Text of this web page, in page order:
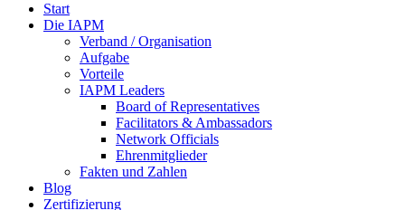
Start
Die IAPM
Verband / Organisation
Aufgabe
Vorteile
IAPM Leaders
Board of Representatives
Facilitators & Ambassadors
Network Officials
Ehrenmitglieder
Fakten und Zahlen
Blog
Zertifizierung